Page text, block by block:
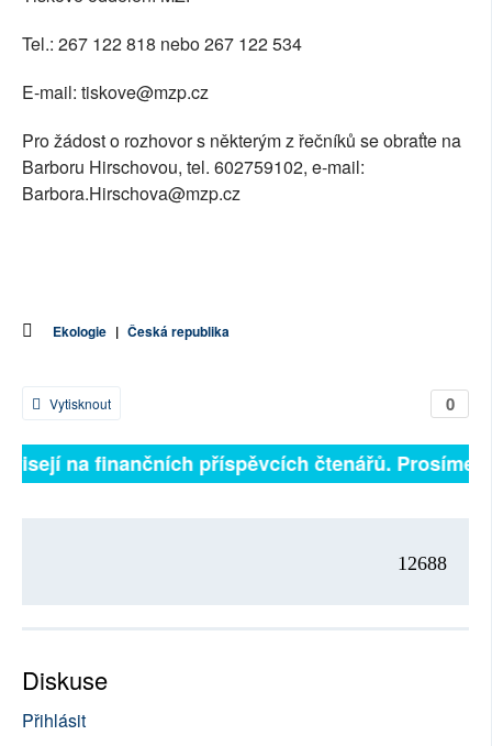
Tel.: 267 122 818 nebo 267 122 534
E-mail: tiskove@mzp.cz
Pro žádost o rozhovor s některým z řečníků se obraťte na
Barboru Hirschovou, tel. 602759102, e-mail:
Barbora.Hirschova@mzp.cz
Ekologie | Česká republika
0
Vytisknout
na finančních příspěvcích čtenářů. Prosíme,
12688
Diskuse
Přihlásit